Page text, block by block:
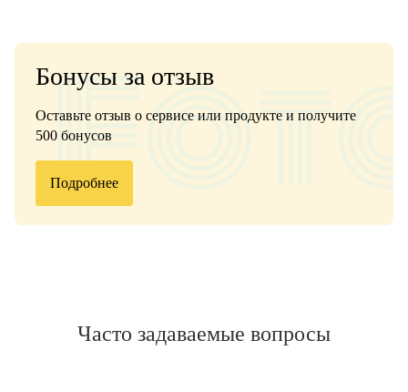
Бонусы за отзыв
Оставьте отзыв о сервисе или продукте и получите
500 бонусов
Подробнее
Часто задаваемые вопросы